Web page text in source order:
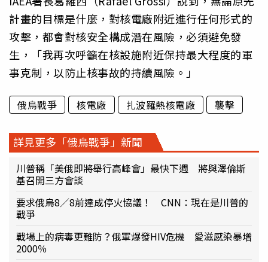
計畫的目標是什麼，對核電廠附近進行任何形式的
攻擊，都會對核安全構成潛在風險，必須避免發
生，「我再次呼籲在核設施附近保持最大程度的軍
事克制，以防止核事故的持續風險。」
俄烏戰爭 核電廠 扎波羅熱核電廠 襲擊
詳見更多「俄烏戰爭」新聞
川普稱「美俄即將舉行高峰會」最快下週 將與澤倫斯
基召開三方會談
要求俄烏8／8前達成停火協議！ CNN：現在是川普的
戰爭
戰場上的病毒更難防？俄軍爆發HIV危機 愛滋感染暴增
2000％